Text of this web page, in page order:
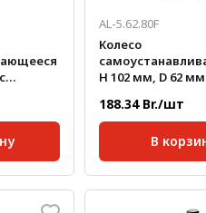
0,69
50
AL-5.62.80F
Колесо
H 102 мм, D 62 мм
188.34 Br./шт
В
Масса, кг/шт: